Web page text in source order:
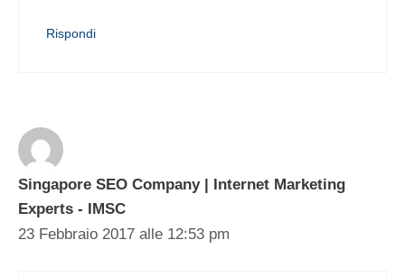
Rispondi
Singapore SEO Company | Internet Marketing
Experts - IMSC
23 Febbraio 2017 alle 12:53 pm